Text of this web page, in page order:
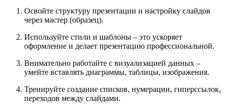
Освойте структуру презентации и настройку слайдов
через мастер (образец).
Используйте стили и шаблоны – это ускоряет
оформление и делает презентацию профессиональной.
Внимательно работайте с визуализацией данных –
умейте вставлять диаграммы, таблицы, изображения.
Тренируйте создание списков, нумерации, гиперссылок,
переходов между слайдами.